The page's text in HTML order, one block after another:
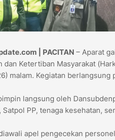
| PACITAN – Aparat
dan Ketertiban Masyarakat
malam. Kegiatan berlangsung
langsung oleh
Satpol PP, tenaga kesehatan,
apel pengecekan